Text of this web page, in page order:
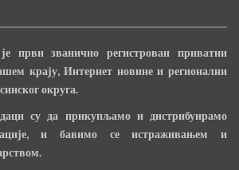
први званично регистрован приватни
крају, Интернет новине и регионални
округа.
су да прикупљамо и дистрибуирамо
и бавимо се истраживањем и